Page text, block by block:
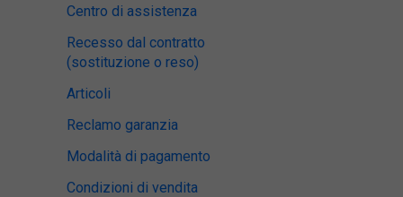
Centro di assistenza
Recesso dal contratto
(sostituzione o reso)
Articoli
Reclamo garanzia
Modalità di pagamento
Condizioni di vendita